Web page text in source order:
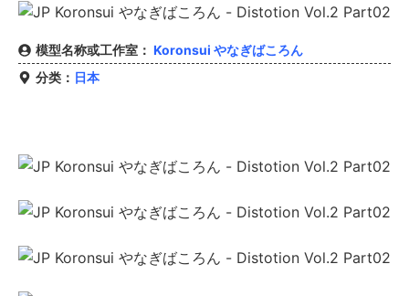
模型名称或工作室： Koronsui やなぎばころん
分类： 日本